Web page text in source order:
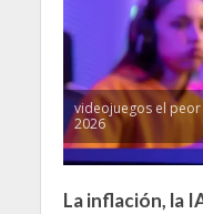
videojuegos el peor
2026
La inflación, la